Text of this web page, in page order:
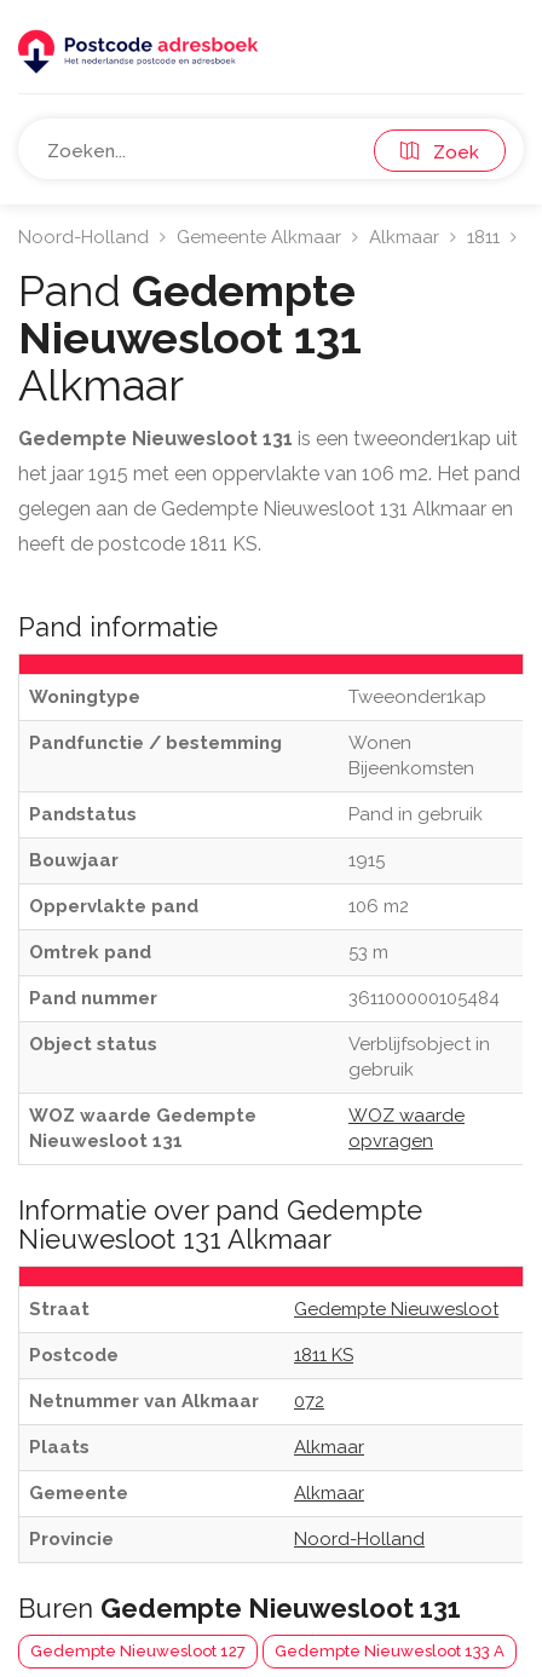
Zoek
Noord-Holland Gemeente Alkmaar Alkmaar 1811
Pand Gedempte
Nieuwesloot 131
Alkmaar
Gedempte Nieuwesloot 131 is een tweeonder1kap uit
het jaar 1915 met een oppervlakte van 106 m2. Het pand
gelegen aan de Gedempte Nieuwesloot 131 Alkmaar en
heeft de postcode 1811 KS.
Pand informatie
Woningtype Tweeonder1kap
Pandfunctie / bestemming
Wonen
Bijeenkomsten
Pandstatus Pand in gebruik
Bouwjaar 1915
Oppervlakte pand 106 m2
Omtrek pand 53 m
Pand nummer 361100000105484
Object status
Verblijfsobject in
gebruik
WOZ waarde Gedempte
Nieuwesloot 131
WOZ waarde
opvragen
Informatie over pand Gedempte
Nieuwesloot 131 Alkmaar
Straat Gedempte Nieuwesloot
Postcode 1811 KS
Netnummer van Alkmaar 072
Plaats Alkmaar
Gemeente Alkmaar
Provincie Noord-Holland
Buren Gedempte Nieuwesloot 131
Gedempte Nieuwesloot 127 Gedempte Nieuwesloot 133 A